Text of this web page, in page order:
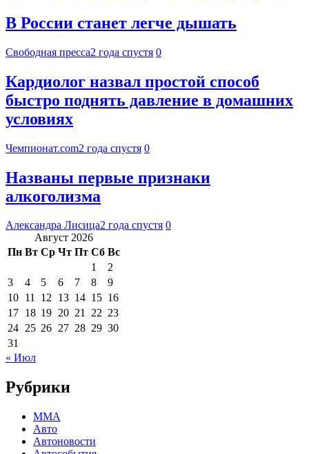
В России станет легче дышать
Свободная пресса2 года спустя 0
Кардиолог назвал простой способ
быстро поднять давление в домашних
условиях
Чемпионат.com2 года спустя 0
Названы первые признаки
алкоголизма
Александра Лисица2 года спустя 0
Август 2026
Пн Вт Ср Чт Пт Сб Вс
1
2
3
4 5 6 7 8
9
10 11 12 13 14 15 16
17 18 19 20 21 22 23
24 25 26 27 28 29 30
31
« Июл
Рубрики
MMA
Авто
Автоновости